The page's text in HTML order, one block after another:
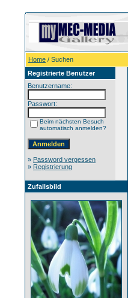
Home / Suchen
Registrierte Benutzer
Benutzername:
Passwort:
Beim nächsten Besuch
automatisch anmelden?
» Password vergessen
» Registrierung
Zufallsbild